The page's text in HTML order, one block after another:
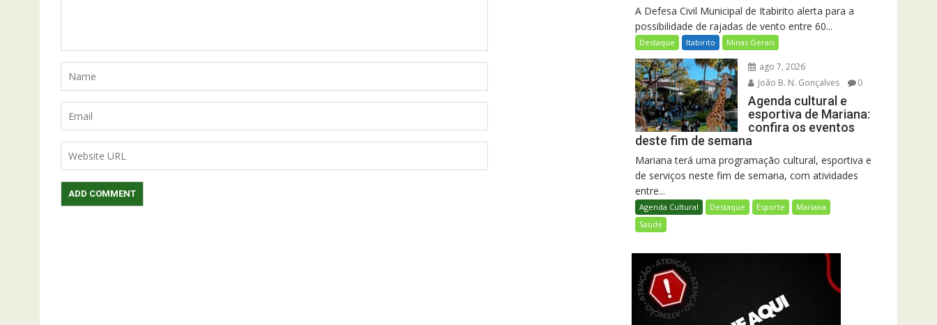
A Defesa Civil Municipal de Itabirito alerta para a
possibilidade de rajadas de vento entre 60...
Destaque Itabirito Minas Gerais
ago 7, 2026
João B. N. Gonçalves
0
Agenda cultural e
esportiva de Mariana:
confira os eventos
deste fim de semana
Mariana terá uma programação cultural, esportiva e
de serviços neste fim de semana, com atividades
entre...
Agenda Cultural Destaque Esporte
Mariana
Saúde